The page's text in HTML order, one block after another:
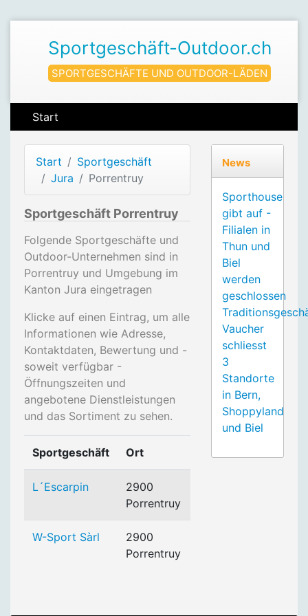
Sportgeschäft-Outdoor.ch
SPORTGESCHÄFTE UND OUTDOOR-LÄDEN
Start
Start
Sportgeschäft
Jura
Porrentruy
Sportgeschäft Porrentruy
Folgende Sportgeschäfte und
Outdoor-Unternehmen sind in
Porrentruy und Umgebung im
Kanton Jura eingetragen
Klicke auf einen Eintrag, um alle
Informationen wie Adresse,
Kontaktdaten, Bewertung und -
soweit verfügbar -
Öffnungszeiten und
angebotene Dienstleistungen
und das Sortiment zu sehen.
Sportgeschäft Ort
L´Escarpin
2900
Porrentruy
W-Sport Sàrl
2900
Porrentruy
News
Sporthouse
gibt auf -
Filialen in
Thun und
Biel
werden
geschlossen
Vaucher
schliesst
3
Standorte
in Bern,
Shoppyland
und Biel